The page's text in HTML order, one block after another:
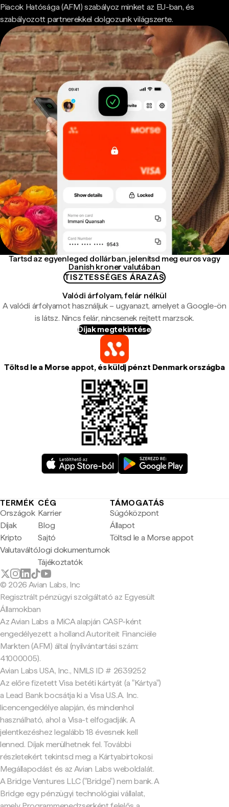
Piacok Hatósága (AFM) szabályoz minket az EU-ban, és
szabályozott partnerekkel dolgozunk világszerte.
Tartsd az egyenleged dollárban, jelenítsd meg euros vagy
Danish kroner valutában
TISZTESSÉGES ÁRAZÁS
Valódi árfolyam, felár nélkül
A valódi árfolyamot használjuk – ugyanazt, amelyet a Google-ön
is látsz. Nincs felár, nincsenek rejtett marzsok.
Díjak megtekintése
Töltsd le a Morse appot, és küldj pénzt Denmark országba
TERMÉK
Országok
Díjak
Kripto
Valutaváltó
CÉG
Karrier
Blog
Sajtó
Jogi dokumentumok
Tájékoztatók
TÁMOGATÁS
Súgóközpont
Állapot
Töltsd le a Morse appot
© 2026 Avian Labs, Inc
Regisztrált pénzügyi szolgáltató az Egyesült
Államokban
Az Avian Labs a MiCA alapján CASP-ként
engedélyezett a holland Autoriteit Financiële
Markten (AFM) által (nyilvántartási szám:
41000005).
Avian Labs USA, Inc., NMLS ID # 2639252
Az előre fizetett Visa betéti kártyát (a "Kártya")
a Lead Bank bocsátja ki a Visa U.S.A. Inc.
licencengedélye alapján, és mindenhol
használható, ahol a Visa-t elfogadják. A
jelentkezéshez legalább 18 évesnek kell
lenned. Díjak merülhetnek fel. További
részletekért tekintsd meg a Kártyabirtokosi
Megállapodást és az Avian Labs weboldalát.
A Bridge Ventures LLC ("Bridge") nem bank. A
Bridge egy pénzügyi technológiai vállalat,